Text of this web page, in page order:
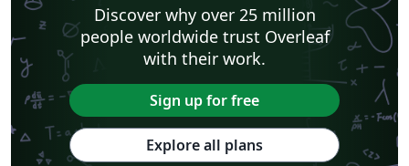
Discover why over 25 million
people worldwide trust Overleaf
with their work.
Sign up for free
Explore all plans